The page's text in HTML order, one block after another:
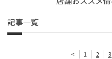
記事一覧
< 1 2 3